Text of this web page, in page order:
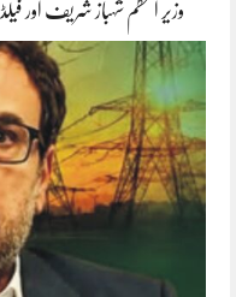
وزیر اعظم شہباز شریف اور